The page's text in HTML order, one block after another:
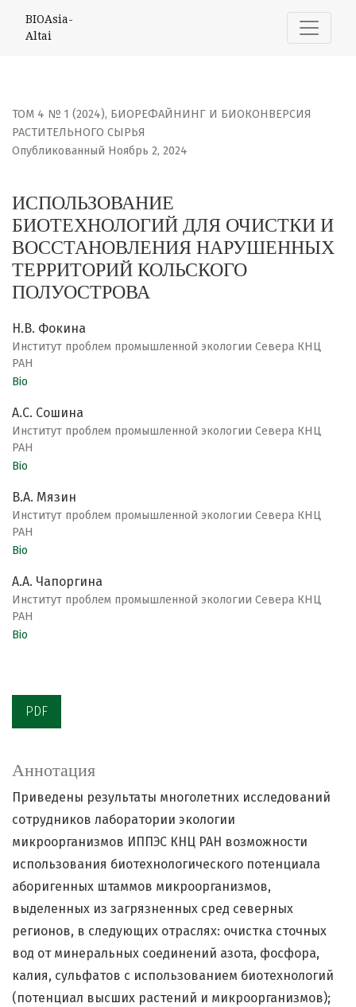
ИСПОЛЬЗОВАНИЕ БИОТЕХНОЛОГИЙ ДЛЯ ОЧИСТКИ И
BIOAsia-
Altai
ТОМ 4 № 1 (2024), БИОРЕФАЙНИНГ И БИОКОНВЕРСИЯ
РАСТИТЕЛЬНОГО СЫРЬЯ
ИСПОЛЬЗОВАНИЕ
БИОТЕХНОЛОГИЙ ДЛЯ ОЧИСТКИ И
ВОССТАНОВЛЕНИЯ НАРУШЕННЫХ
ТЕРРИТОРИЙ КОЛЬСКОГО
ПОЛУОСТРОВА
Опубликованный Ноябрь 2, 2024
Н.В. Фокина
Институт проблем промышленной экологии Севера КНЦ
РАН
Bio
А.С. Сошина
Институт проблем промышленной экологии Севера КНЦ
РАН
Bio
В.А. Мязин
Институт проблем промышленной экологии Севера КНЦ
РАН
Bio
А.А. Чапоргина
Институт проблем промышленной экологии Севера КНЦ
РАН
Bio
PDF
Аннотация
Приведены результаты многолетних исследований
сотрудников лаборатории экологии
микроорганизмов ИППЭС КНЦ РАН возможности
использования биотехнологического потенциала
аборигенных штаммов микроорганизмов,
выделенных из загрязненных сред северных
регионов, в следующих отраслях: очистка сточных
вод от минеральных соединений азота, фосфора,
калия, сульфатов с использованием биотехнологий
(потенциал высших растений и микроорганизмов);